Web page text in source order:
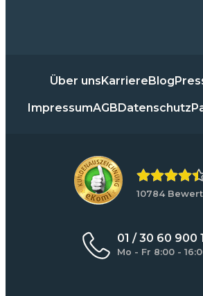
Über unsKarriereBlog
ImpressumAGBDatenschutz
10784
01 / 30 60 900
Mo - Fr 8:00 -